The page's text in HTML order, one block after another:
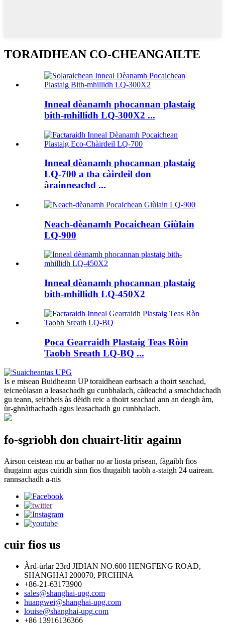
TORAIDHEAN CO-CHEANGAILTE
Inneal dèanamh phocannan plastaig
bith-mhillidh LQ-300X2 ...
Inneal dèanamh phocannan plastaig
LQ-700 a tha càirdeil don
àrainneachd ...
Neach-dèanamh Pocaichean Giùlain
LQ-900
Inneal dèanamh phocannan plastaig
bith-mhillidh LQ-450X2
Poca Gearraidh Plastaig Teas Ròin
Taobh Sreath LQ-BQ ...
Is e misean Buidheann UP toraidhean earbsach a thoirt seachad,
teicneòlasan a leasachadh gu cunbhalach, càileachd a smachdachadh
gu teann, seirbheis às dèidh reic a thoirt seachad ann an deagh àm,
ùr-ghnàthachadh agus leasachadh gu cunbhalach.
fo-sgrìobh don chuairt-litir againn
Airson ceistean mu ar bathar no ar liosta prìsean, fàgaibh fios
thugainn agus cuiridh sinn fios thugaibh taobh a-staigh 24 uairean.
rannsachadh a-nis
cuir fios us
Àrd-ùrlar 23rd JIDIAN NO.600 HENGFENG ROAD,
SHANGHAI 200070, PRCHINA
+86-21-63173900
sales@shanghai-upg.com
huangwei@shanghai-upg.com
louise@shanghai-upg.com
+86 13916136366